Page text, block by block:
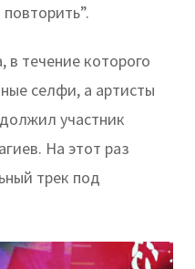
в течение которого
селфи, а артисты
участник
На этот раз
трек под